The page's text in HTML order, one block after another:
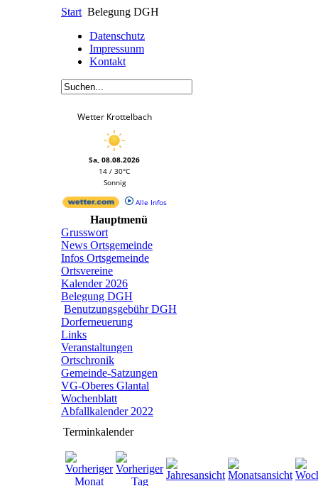
Start Belegung DGH
Datenschutz
Impressunm
Kontakt
Wetter Krottelbach
Sa, 08.08.2026
14 / 30°C
Sonnig
Alle Infos
Hauptmenü
Grusswort
News Ortsgemeinde
Infos Ortsgemeinde
Ortsvereine
Kalender 2026
Belegung DGH
Benutzungsgebühr DGH
Dorferneuerung
Links
Veranstaltungen
Ortschronik
Gemeinde-Satzungen
VG-Oberes Glantal
Wochenblatt
Abfallkalender 2022
Terminkalender